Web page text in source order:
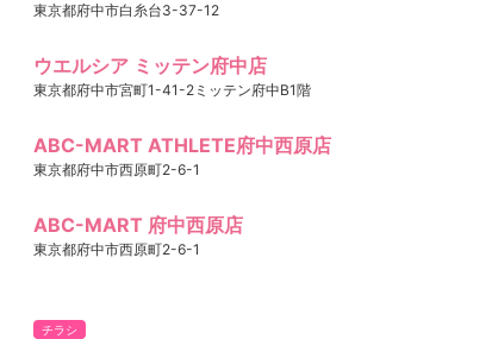
東京都府中市白糸台3-37-12
ウエルシア ミッテン府中店
東京都府中市宮町1-41-2ミッテン府中B1階
ABC-MART ATHLETE府中西原店
東京都府中市西原町2-6-1
ABC-MART 府中西原店
東京都府中市西原町2-6-1
チラシ